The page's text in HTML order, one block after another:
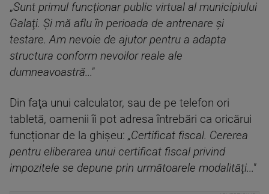
„Sunt primul funcționar public virtual al municipiului
Galaţi. Şi mă aflu în perioada de antrenare şi
testare. Am nevoie de ajutor pentru a adapta
structura conform nevoilor reale ale
dumneavoastră..."
Din faţa unui calculator, sau de pe telefon ori
tabletă, oamenii îi pot adresa întrebări ca oricărui
funcționar de la ghişeu: „Certificat fiscal. Cererea
pentru eliberarea unui certificat fiscal privind
impozitele se depune prin următoarele modalităţi..."